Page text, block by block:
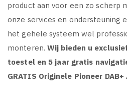
product aan voor een zo scherp
onze services en ondersteuning
het gehele systeem wel
monteren. Wij bieden u
toestelen 5 jaar gratis
GRATIS Originele Pioneer